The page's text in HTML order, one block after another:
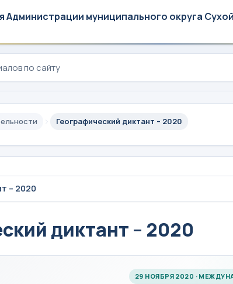
Администрации муниципального округа
Географический диктант – 2020
– 2020
диктант – 2020
29 НОЯБРЯ 2020 ·